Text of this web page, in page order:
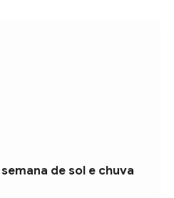
de sol e chuva